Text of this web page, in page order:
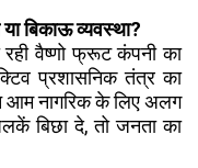
बिकाऊ व्यवस्था?
वैष्णो फ्रूट कंपनी का
प्रशासनिक तंत्र का
नागरिक के लिए अलग
बिछा दे, तो जनता का